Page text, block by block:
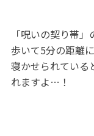
「呪いの契り帯
歩いて5分の距離
寝かせられている
れますよ…！